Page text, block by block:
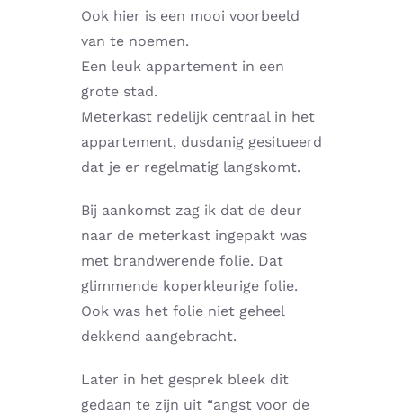
Ook hier is een mooi voorbeeld
van te noemen.
Een leuk appartement in een
grote stad.
Meterkast redelijk centraal in het
appartement, dusdanig gesitueerd
dat je er regelmatig langskomt.
Bij aankomst zag ik dat de deur
naar de meterkast ingepakt was
met brandwerende folie. Dat
glimmende koperkleurige folie.
Ook was het folie niet geheel
dekkend aangebracht.
Later in het gesprek bleek dit
gedaan te zijn uit “angst voor de